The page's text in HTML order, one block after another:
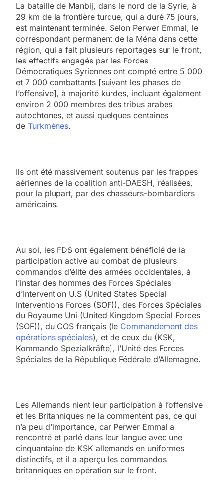
La bataille de Manbij, dans le nord de la Syrie, à
29 km de la frontière turque, qui a duré 75 jours,
est maintenant terminée. Selon Perwer Emmal, le
correspondant permanent de la Ména dans cette
région, qui a fait plusieurs reportages sur le front,
les effectifs engagés par les Forces
Démocratiques Syriennes ont compté entre 5 000
et 7 000 combattants [suivant les phases de
l’offensive], à majorité kurdes, incluant également
environ 2 000 membres des tribus arabes
autochtones, et aussi quelques centaines
de Turkmènes.
Ils ont été massivement soutenus par les frappes
aériennes de la coalition anti-DAESH, réalisées,
pour la plupart, par des chasseurs-bombardiers
américains.
Au sol, les FDS ont également bénéficié de la
participation active au combat de plusieurs
commandos d’élite des armées occidentales, à
l’instar des hommes des Forces Spéciales
d’Intervention U.S (United States Special
Interventions Forces (SOF)), des Forces Spéciales
du Royaume Uni (United Kingdom Special Forces
(SOF)), du COS français (le Commandement des
opérations spéciales), et de ceux du (KSK,
Kommando Spezialkräfte), l’Unité des Forces
Spéciales de la République Fédérale d’Allemagne.
Les Allemands nient leur participation à l’offensive
et les Britanniques ne la commentent pas, ce qui
n’a peu d’importance, car Perwer Emmal a
rencontré et parlé dans leur langue avec une
cinquantaine de KSK allemands en uniformes
distinctifs, et il a aperçu les commandos
britanniques en opération sur le front.